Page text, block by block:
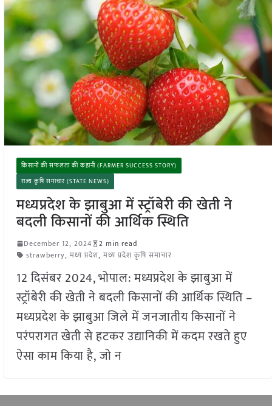
किसानों की सफलता की कहानी (FARMER SUCCESS STORY)
राज्य कृषि समाचार (STATE NEWS)
मध्यप्रदेश के झाबुआ में स्ट्रॉबेरी की खेती ने
बदली किसानों की आर्थिक स्थिति
December 12, 2024
2 min read
strawberry, मध्य प्रदेश, मध्य प्रदेश कृषि समाचार
12 दिसंबर 2024, भोपाल: मध्यप्रदेश के झाबुआ में
स्ट्रॉबेरी की खेती ने बदली किसानों की आर्थिक स्थिति –
मध्यप्रदेश के झाबुआ जिले में जनजातीय किसानों ने
परंपरागत खेती से हटकर उद्यानिकी में कदम रखते हुए
ऐसा काम किया है, जो न